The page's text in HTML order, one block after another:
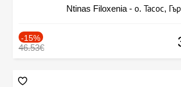
Ntinas Filoxenia - о. Тасос,
-15%
46.53€